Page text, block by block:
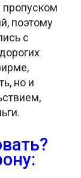
поэтому
с
но и